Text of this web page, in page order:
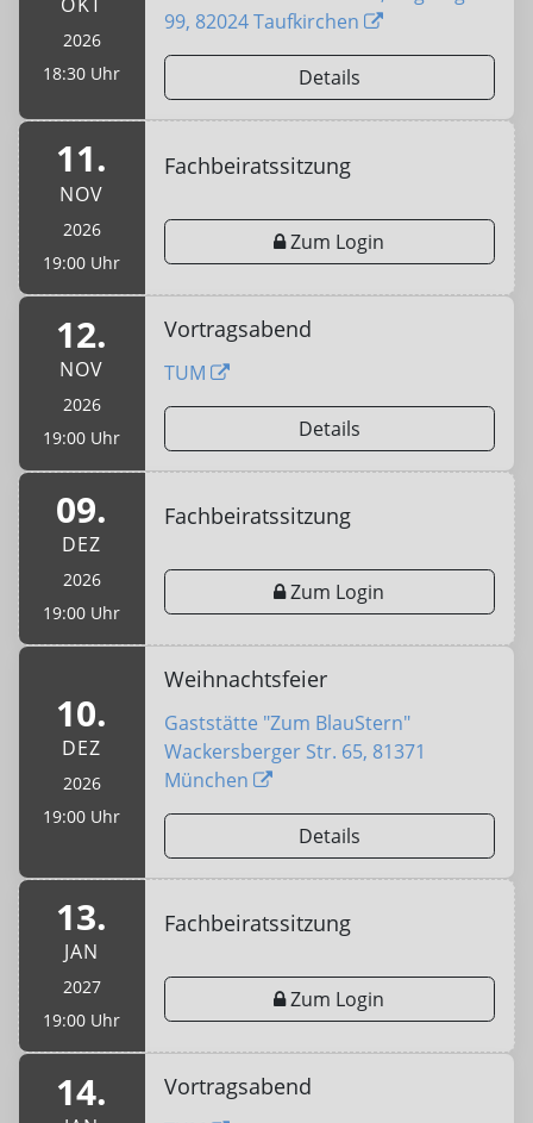
2026
18:30 Uhr
99, 82024 Taufkirchen
Details
11.
NOV
2026
19:00 Uhr
Fachbeiratssitzung
Zum Login
12.
NOV
2026
19:00 Uhr
Vortragsabend
TUM
Details
09.
DEZ
2026
19:00 Uhr
Fachbeiratssitzung
Zum Login
10.
DEZ
2026
19:00 Uhr
Weihnachtsfeier
Gaststätte "Zum BlauStern"
Wackersberger Str. 65, 81371
München
Details
13.
JAN
2027
19:00 Uhr
Fachbeiratssitzung
Zum Login
14. Vortragsabend